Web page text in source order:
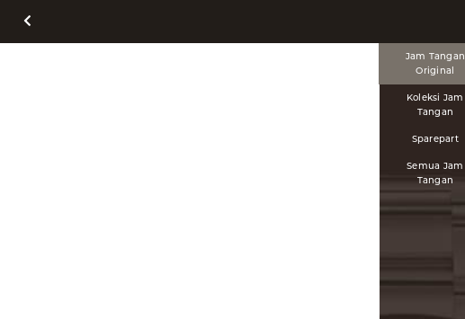
Jam Tangan
Original
Koleksi Jam
Tangan
Sparepart
Semua Jam
Tangan